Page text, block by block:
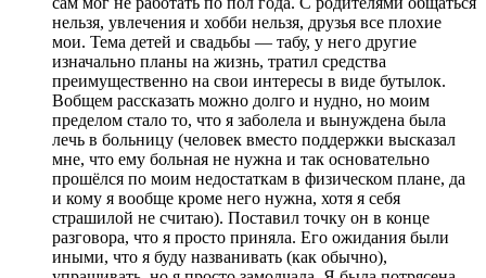
нельзя, увлечения и хобби нельзя, друзья все плохие
мои. Тема детей и свадьбы — табу, у него другие
изначально планы на жизнь, тратил средства
преимущественно на свои интересы в виде бутылок.
Вобщем рассказать можно долго и нудно, но моим
пределом стало то, что я заболела и вынуждена была
лечь в больницу (человек вместо поддержки высказал
мне, что ему больная не нужна и так основательно
прошёлся по моим недостаткам в физическом плане, да
и кому я вообще кроме него нужна, хотя я себя
страшилой не считаю). Поставил точку он в конце
разговора, что я просто приняла. Его ожидания были
иными, что я буду названивать (как обычно),